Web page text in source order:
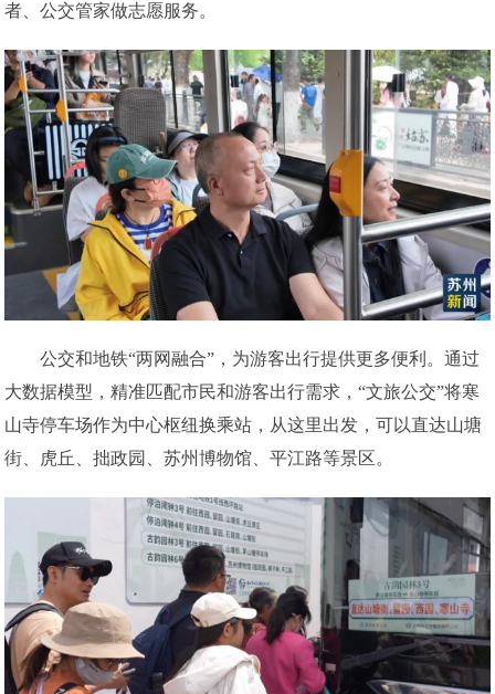
者、公交管家做志愿服务。
公交和地铁“两网融合”，为游客出行提供更多便利。通过
大数据模型，精准匹配市民和游客出行需求，“文旅公交”将寒
山寺停车场作为中心枢纽换乘站，从这里出发，可以直达山塘
街、虎丘、拙政园、苏州博物馆、平江路等景区。